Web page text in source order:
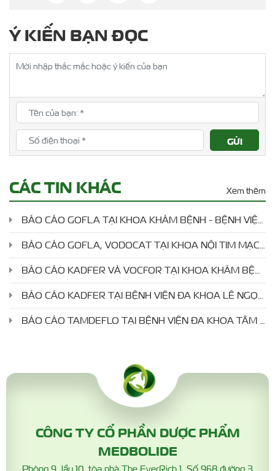
Ý KIẾN BẠN ĐỌC
GỬI
ĐÁNH
CÁC TIN KHÁC Xem thêm
BÁO CÁO GOFLA TẠI KHOA KHÁM BỆNH - BỆNH VIỆN TIM TÂM ĐỨC
BÁO CÁO GOFLA, VODOCAT TẠI KHOA NỘI TIM MẠCH 5 - BỆNH VIỆN TIM TÂM ĐỨC
BÁO CÁO KADFER VÀ VOCFOR TẠI KHOA KHÁM BỆNH - BỆNH VIỆN RĂNG HÀM MẶT TRUNG ƯƠNG TP.HCM
BÁO CÁO KADFER TẠI BỆNH VIỆN ĐA KHOA LÊ NGỌC TÙNG
BÁO CÁO TAMDEFLO TẠI BỆNH VIỆN ĐA KHOA TÂM TRÍ ĐỒNG THÁP
CÔNG TY CỔ PHẦN DƯỢC PHẨM
MEDBOLIDE